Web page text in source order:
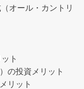
オール・カントリ
ト
の投資メリット
リット